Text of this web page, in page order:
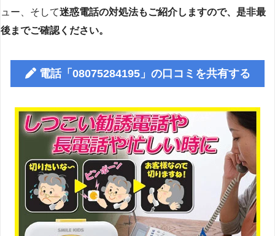
ュー、そして迷惑電話の対処法もご紹介しますので、是非最
後までご確認ください。
電話「08075284195」の口コミを共有する